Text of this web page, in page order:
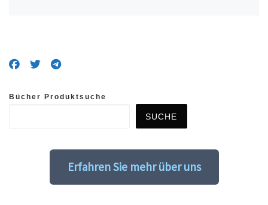
Bücher Produktsuche
SUCHE
Erfahren Sie mehr über uns